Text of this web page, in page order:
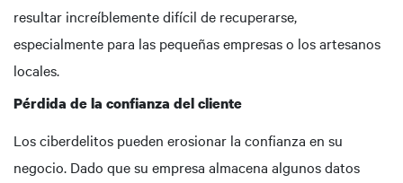
resultar increíblemente difícil de recuperarse,
especialmente para las pequeñas empresas o los artesanos
locales.
Pérdida de la confianza del cliente
Los ciberdelitos pueden erosionar la confianza en su
negocio. Dado que su empresa almacena algunos datos